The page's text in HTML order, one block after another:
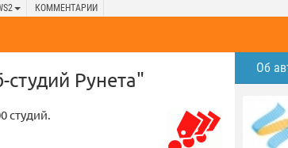
КОММЕНТАРИИ
Об
студий Рунета"
студий.